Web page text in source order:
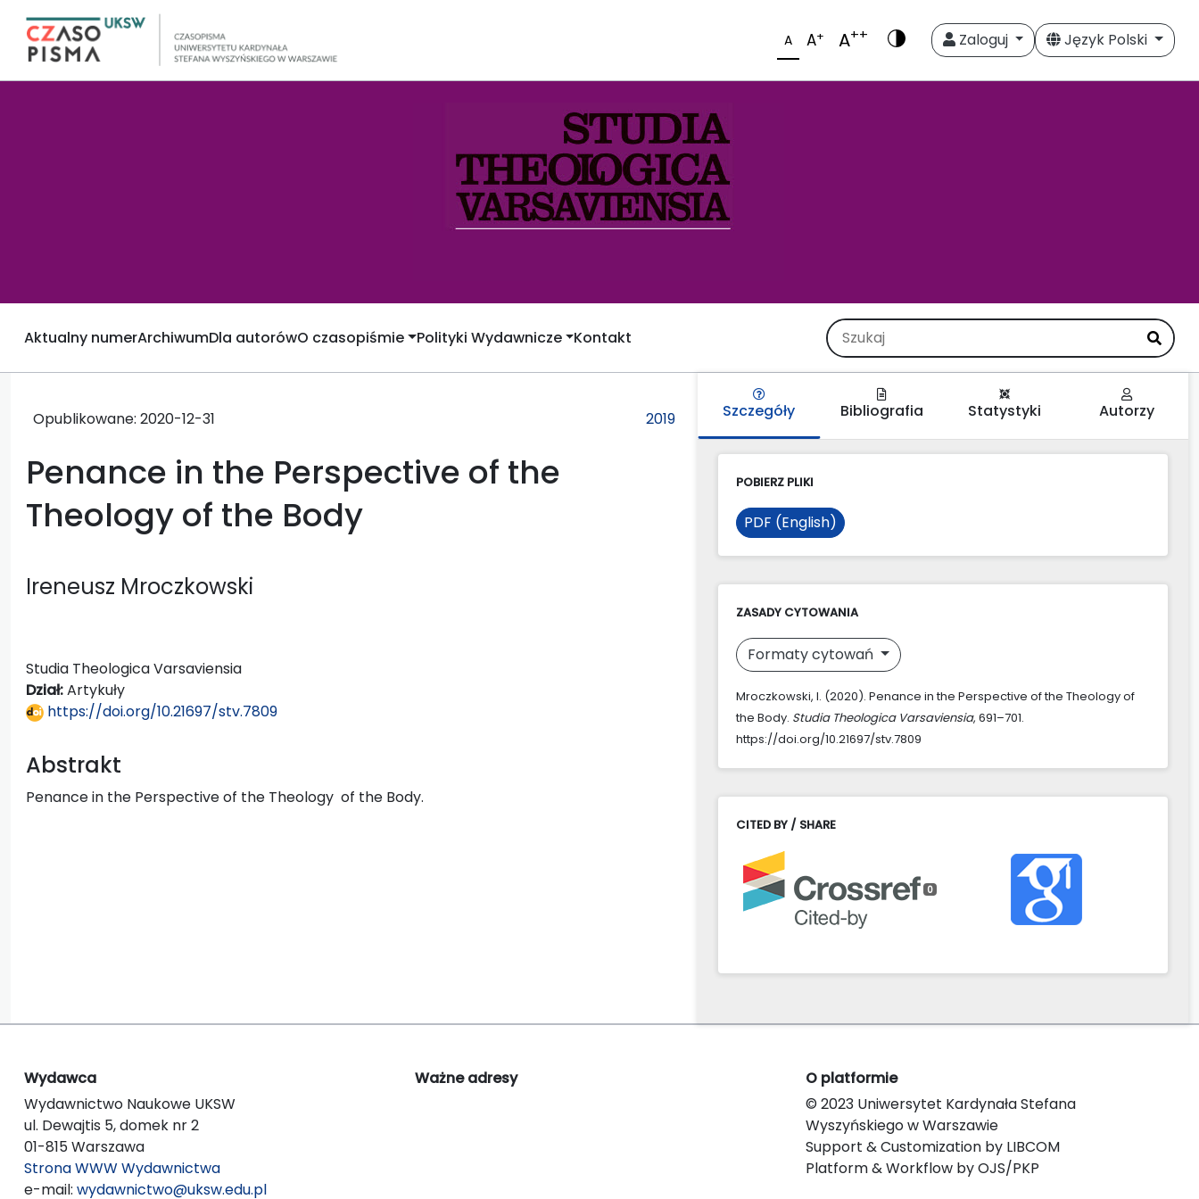
A A+ A++ Zaloguj Język Polski
Aktualny numerArchiwumDla autorówO czasopiśmie Polityki Wydawnicze Kontakt
Opublikowane: 2020-12-31 2019
Penance in the Perspective of the
Theology of the Body
Ireneusz Mroczkowski
Studia Theologica Varsaviensia
Dział:Artykuły
https://doi.org/10.21697/stv.7809
Abstrakt
Penance in the Perspective of the Theology of the Body.
Szczegóły Bibliografia Statystyki Autorzy
POBIERZ PLIKI
PDF (English)
ZASADY CYTOWANIA
Formaty cytowań
Mroczkowski, I. (2020). Penance in the Perspective of the Theology of
the Body. Studia Theologica Varsaviensia, 691–701.
https://doi.org/10.21697/stv.7809
CITED BY / SHARE
0
Wydawca
Wydawnictwo Naukowe UKSW
ul. Dewajtis 5, domek nr 2
01-815 Warszawa
Strona WWW Wydawnictwa
e-mail: wydawnictwo@uksw.edu.pl
Ważne adresy
O platformie
© 2023 Uniwersytet Kardynała Stefana
Wyszyńskiego w Warszawie
Support & Customization by LIBCOM
Platform & Workflow by OJS/PKP